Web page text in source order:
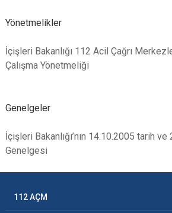
Yönetmelikler
İçişleri Bakanlığı 112 Acil Çağrı
Çalışma Yönetmeliği
Genelgeler
İçişleri Bakanlığı’nın 14.10.2005 tarih
Genelgesi
112 AÇM